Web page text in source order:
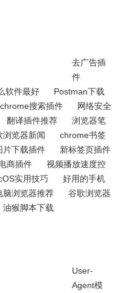
去广告插
件
软件最好
Postman下载
chrome搜索插件
网络安全
翻译插件推荐
浏览器笔
浏览器新闻
chrome书签
片下载插件
新标签页插件
商插件
视频播放速度控
实用技巧
好用的手机
脑浏览器推荐
谷歌浏览器
油猴脚本下载
User-
Agent模